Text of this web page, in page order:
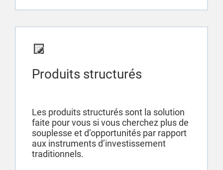
Produits structurés
Les produits structurés sont la solution
faite pour vous si vous cherchez plus de
souplesse et d’opportunités par rapport
aux instruments d’investissement
traditionnels.